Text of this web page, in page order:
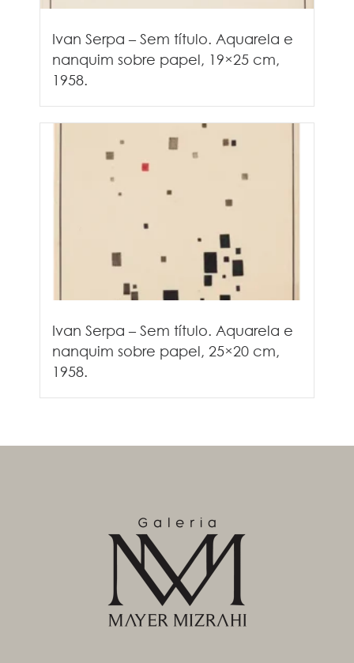
Ivan Serpa – Sem título. Aquarela e
nanquim sobre papel, 19×25 cm,
1958.
Ivan Serpa – Sem título. Aquarela e
nanquim sobre papel, 25×20 cm,
1958.